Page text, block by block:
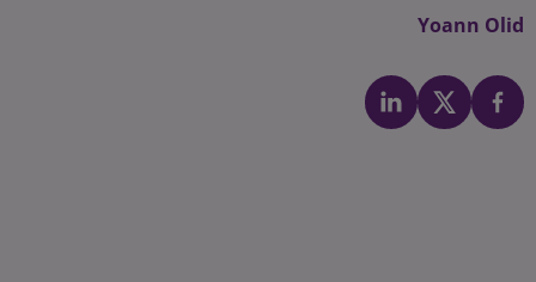
Yoann Olid